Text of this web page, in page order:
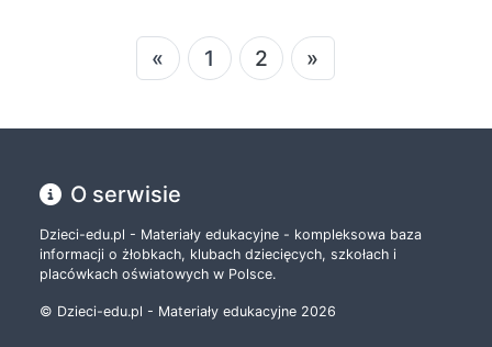
« 1 2 »
O serwisie
Dzieci-edu.pl - Materiały edukacyjne - kompleksowa baza
informacji o żłobkach, klubach dziecięcych, szkołach i
placówkach oświatowych w Polsce.
© Dzieci-edu.pl - Materiały edukacyjne 2026